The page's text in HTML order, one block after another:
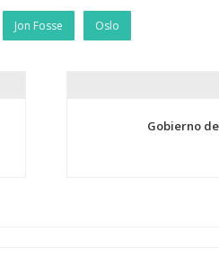
Jon Fosse Oslo
Gobierno